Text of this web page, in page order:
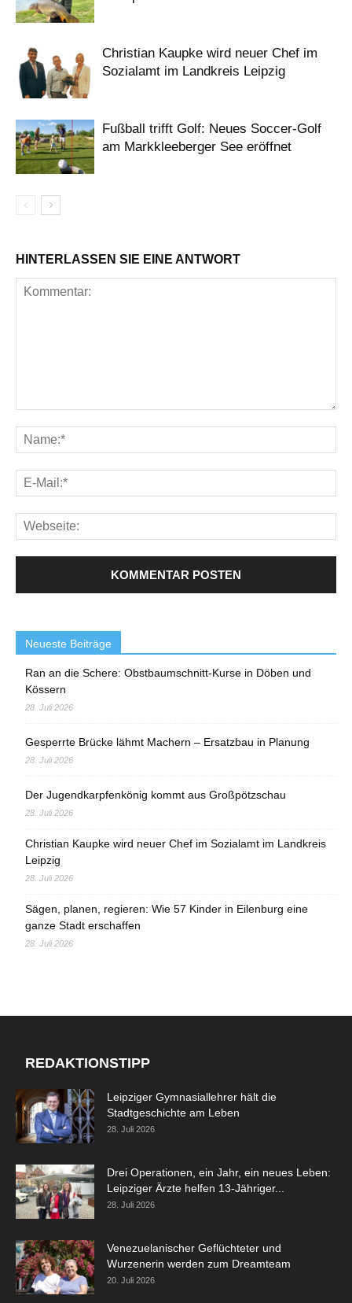
Christian Kaupke wird neuer Chef im
Sozialamt im Landkreis Leipzig
Fußball trifft Golf: Neues Soccer-Golf
am Markkleeberger See eröffnet
HINTERLASSEN SIE EINE ANTWORT
Neueste Beiträge
Ran an die Schere: Obstbaumschnitt-Kurse in Döben und
Kössern
28. Juli 2026
Gesperrte Brücke lähmt Machern – Ersatzbau in Planung
28. Juli 2026
Der Jugendkarpfenkönig kommt aus Großpötzschau
28. Juli 2026
Christian Kaupke wird neuer Chef im Sozialamt im Landkreis
Leipzig
28. Juli 2026
Sägen, planen, regieren: Wie 57 Kinder in Eilenburg eine
ganze Stadt erschaffen
28. Juli 2026
REDAKTIONSTIPP
Leipziger Gymnasiallehrer hält die
Stadtgeschichte am Leben
28. Juli 2026
Drei Operationen, ein Jahr, ein neues Leben:
Leipziger Ärzte helfen 13-Jähriger...
28. Juli 2026
Venezuelanischer Geflüchteter und
Wurzenerin werden zum Dreamteam
20. Juli 2026